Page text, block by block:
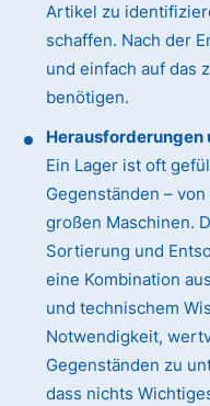
Artikel zu
schaffen. Nach der
und einfach auf das
benötigen.
Herausforderungen
Ein Lager ist oft
Gegenständen –
großen Maschinen.
Sortierung und
eine Kombination
und technischem
Notwendigkeit,
Gegenständen zu
dass nichts